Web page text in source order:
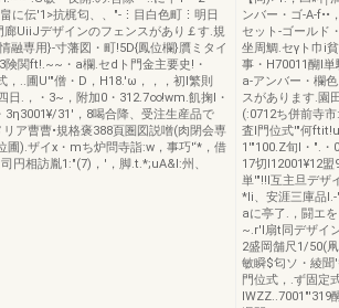
畠に伝'1>抗梶匂、、"-⋮目白色町⋮明日
廊UiiJデザインのフェンスがあり￡す.規
融専用}-寸藩図・町!5D{鳳位欄}贋ミタイ
険関ft!.~~・a欄.セdト門金主要史!・
，..圃U'"僧・D，H18.'ω，，，初I繁則
.，・3~，附加0・312.7∞!wm.飢掬l・
31'，8喝合降、受注生産品で
ア曹曹•規格褒388頁圏図説噌(肉閉会専
圃).ザイx・mち炉問寺詣:w，事巧'‘*，借
円相訪胤1:"(7)，'，脚.t.*;uA&I:州、
ンバー・ゴ-A-f••
セット-ゴールド
坐周鯛.セγト巾i
事・H70011醐l
a-アンバー・欄
スがあります.園
(:0712ち併前寺
査l門位式'"何
1'"100.Z旬l・".・
17切I12001¥12
単'"!!l互主旦デザ
*Ii、安涯三庫品
aに亭了.，闘エ
~.r'l扇t同デザイ
2盛岡舗尺1/50(
敏瞬$匂ソ・綾聞
門位式，.ず固定
IWZZ..7001"'319